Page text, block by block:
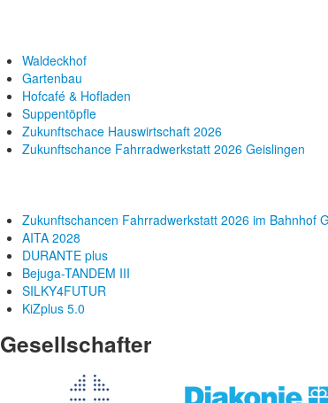
Waldeckhof
Gartenbau
Hofcafé & Hofladen
Suppentöpfle
Zukunftschace Hauswirtschaft 2026
Zukunftschance Fahrradwerkstatt 2026 Geislingen
Zukunftschancen Fahrradwerkstatt 2026 im Bahnhof
AITA 2028
DURANTE plus
Bejuga-TANDEM III
SILKY4FUTUR
KiZplus 5.0
Gesellschafter